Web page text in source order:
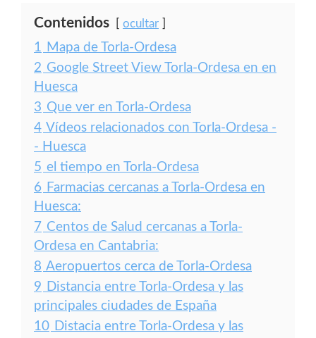
Contenidos ocultar
1 Mapa de Torla-Ordesa
2 Google Street View Torla-Ordesa en en
Huesca
3 Que ver en Torla-Ordesa
4 Vídeos relacionados con Torla-Ordesa -
- Huesca
5 el tiempo en Torla-Ordesa
6 Farmacias cercanas a Torla-Ordesa en
Huesca:
7 Centos de Salud cercanas a Torla-
Ordesa en Cantabria:
8 Aeropuertos cerca de Torla-Ordesa
9 Distancia entre Torla-Ordesa y las
principales ciudades de España
10 Distacia entre Torla-Ordesa y las